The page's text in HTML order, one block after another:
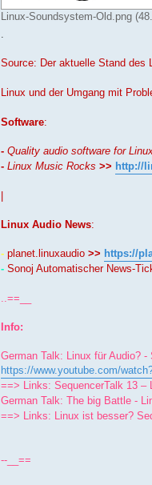
Linux-Soundsystem-Old.png
.
Source: Der aktuelle Stand
Linux und der Umgang mit
Software:
- Quality audio software for
- Linux Music Rocks >> http://
Linux Audio News:
- planet.linuxaudio >> https://
- Sonoj Automatischer News-
..==__
Info:
German Talk: Linux für Audio?
https://www.youtube.com/
==> Links: SequencerTalk 13 –
German Talk: The big Battle -
==> Links: Linux ist besser?
--__==